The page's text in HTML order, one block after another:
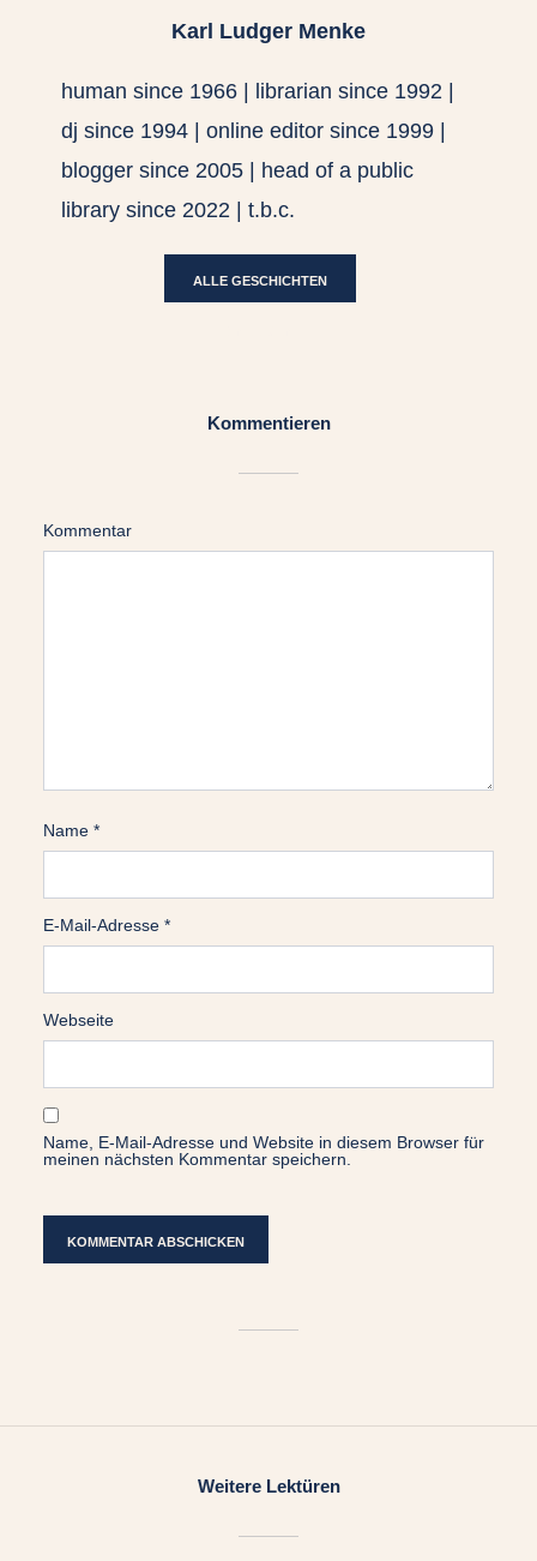
Karl Ludger Menke
human since 1966 | librarian since 1992 |
dj since 1994 | online editor since 1999 |
blogger since 2005 | head of a public
library since 2022 | t.b.c.
ALLE GESCHICHTEN
Kommentieren
Kommentar
Name *
E-Mail-Adresse *
Webseite
Name, E-Mail-Adresse und Website in diesem Browser für
meinen nächsten Kommentar speichern.
Weitere Lektüren